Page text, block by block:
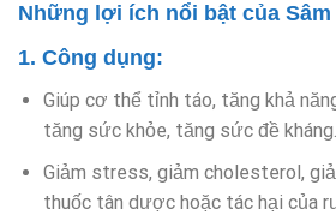
Những lợi ích nổi bật của
1. Công dụng:
Giúp cơ thể tỉnh táo, tăng khả
tăng sức khỏe, tăng sức đề kháng.
Giảm stress, giảm cholesterol,
thuốc tân dược hoặc tác hại của